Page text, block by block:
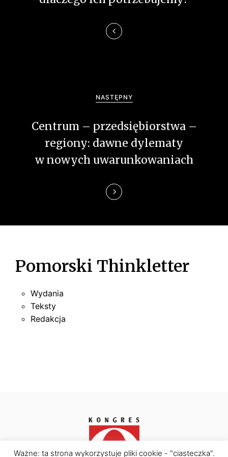
NASTĘPNY
Centrum – przedsiębiorstwa –
regiony: dawne dylematy
w nowych uwarunkowaniach
Pomorski Thinkletter
Wydania
Teksty
Redakcja
Ważne: ta strona wykorzystuje pliki cookie - "ciasteczka".